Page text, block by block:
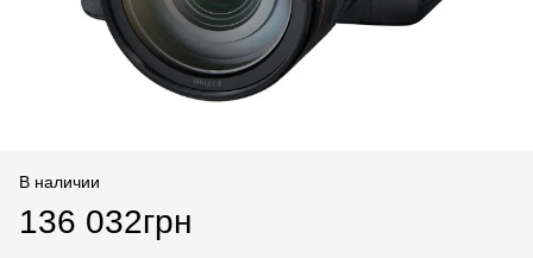
В наличии
136 032грн